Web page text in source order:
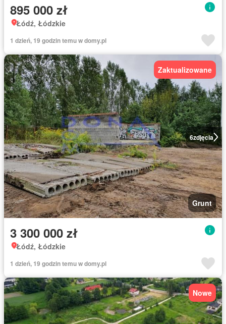
895 000 zł
Łódź, Łódzkie
1 dzień, 19 godzin temu w domy.pl
6zdjęcia
Zaktualizowane
Grunt
3 300 000 zł
Łódź, Łódzkie
1 dzień, 19 godzin temu w domy.pl
Nowe